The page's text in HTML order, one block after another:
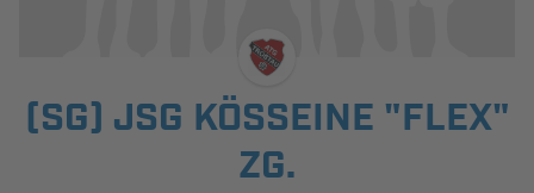
SPIELPLUS
(SG) JSG KÖSSEINE "FLEX"
ZG.